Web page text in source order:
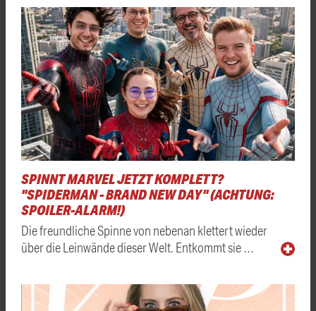
SPINNT MARVEL JETZT KOMPLETT?
"SPIDERMAN - BRAND NEW DAY" (ACHTUNG:
SPOILER-ALARM!)
Die freundliche Spinne von nebenan klettert wieder
über die Leinwände dieser Welt. Entkommt sie …